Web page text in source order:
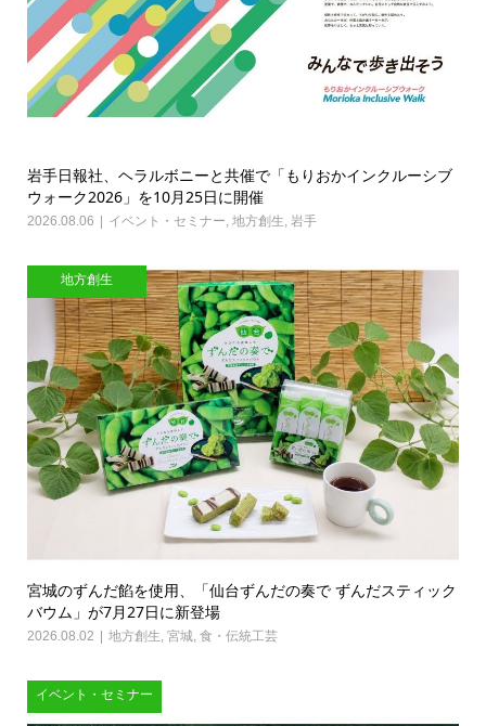
岩手日報社、ヘラルボニーと共催で「もりおかインクルーシブ
ウォーク2026」を10月25日に開催
2026.08.06 イベント・セミナー 地方創生 岩手
地方創生
宮城のずんだ餡を使用、「仙台ずんだの奏で ずんだスティック
バウム」が7月27日に新登場
2026.08.02 地方創生, 宮城, 食・伝統工芸
イベント・セミナー